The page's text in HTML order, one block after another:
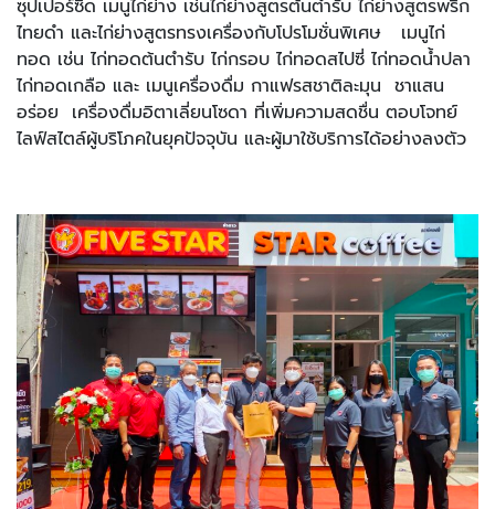
ซุปเปอร์ซี๊ด เมนูไก่ย่าง เช่นไก่ย่างสูตรต้นตำรับ ไก่ย่างสูตรพริก
ไทยดำ และไก่ย่างสูตรทรงเครื่องกับโปรโมชั่นพิเศษ
เมนูไก่
ทอด เช่น ไก่ทอดต้นตำรับ ไก่กรอบ ไก่ทอดสไปซี่ ไก่ทอดน้ำปลา
ไก่ทอดเกลือ และ เมนูเครื่องดื่ม กาแฟรสชาติละมุน ชาแสน
อร่อย เครื่องดื่มอิตาเลี่ยนโซดา ที่เพิ่มความสดชื่น ตอบโจทย์
ไลฟ์สไตล์ผู้บริโภคในยุคปัจจุบัน และผู้มาใช้บริการได้อย่างลงตัว